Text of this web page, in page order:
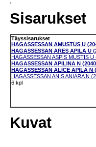
Sisarukset
Täyssisarukset
HAGASSESSAN AMUSTUS U
HAGASSESSAN ARES APILA U
HAGASSESSAN ASPIS MUSTIS U
HAGASSESSAN APILINA N
HAGASSESSAN ALICE APILA N
HAGASSESSAN ANIS ANIARA N
6 kpl
Kuvat